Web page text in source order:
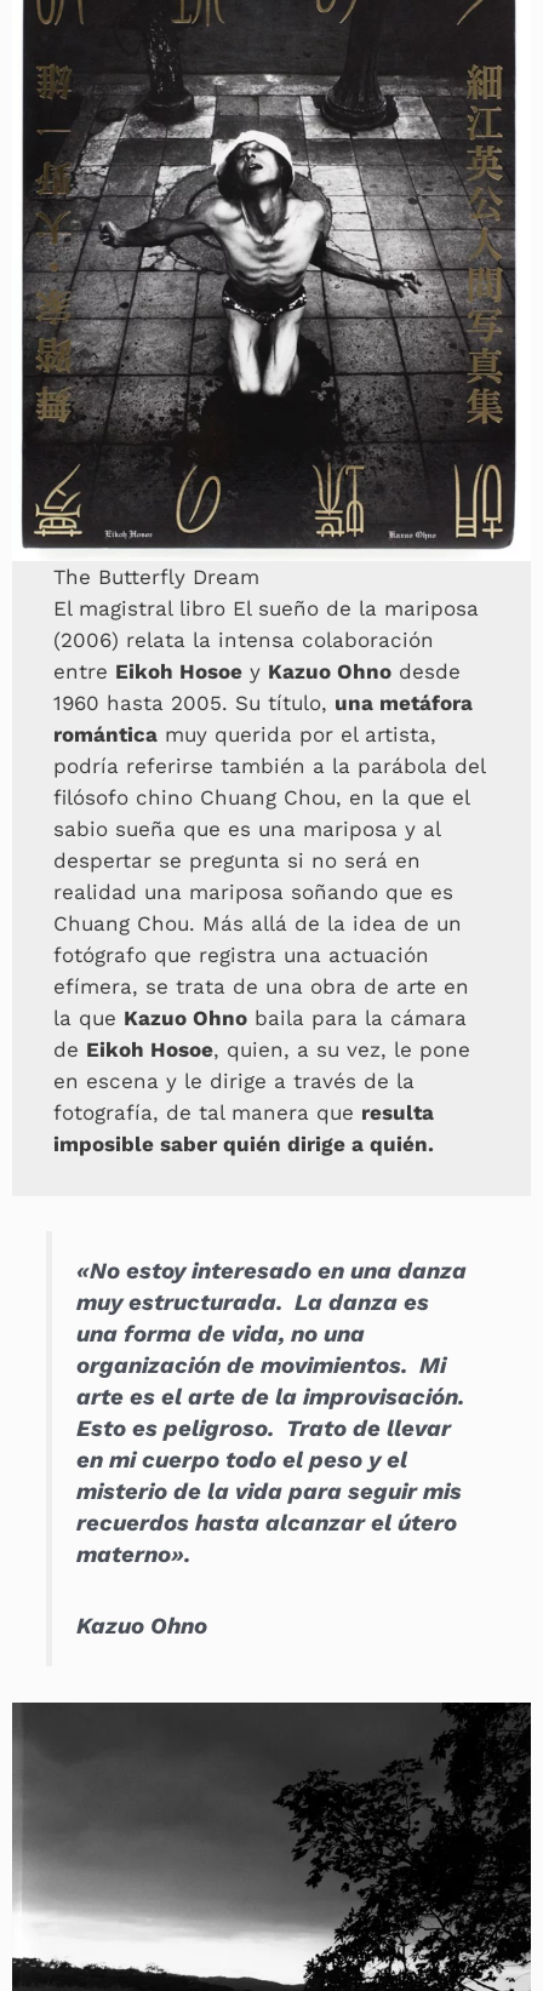
The Butterfly Dream
El magistral libro El sueño de la mariposa
(2006) relata la intensa colaboración
entre Eikoh Hosoe y Kazuo Ohno desde
1960 hasta 2005. Su título, una metáfora
romántica muy querida por el artista,
podría referirse también a la parábola del
filósofo chino Chuang Chou, en la que el
sabio sueña que es una mariposa y al
despertar se pregunta si no será en
realidad una mariposa soñando que es
Chuang Chou. Más allá de la idea de un
fotógrafo que registra una actuación
efímera, se trata de una obra de arte en
la que Kazuo Ohno baila para la cámara
de Eikoh Hosoe, quien, a su vez, le pone
en escena y le dirige a través de la
fotografía, de tal manera que resulta
imposible saber quién dirige a quién.
«No estoy interesado en una danza
muy estructurada. La danza es
una forma de vida, no una
organización de movimientos. Mi
arte es el arte de la improvisación.
Esto es peligroso. Trato de llevar
en mi cuerpo todo el peso y el
misterio de la vida para seguir mis
recuerdos hasta alcanzar el útero
materno».
Kazuo Ohno